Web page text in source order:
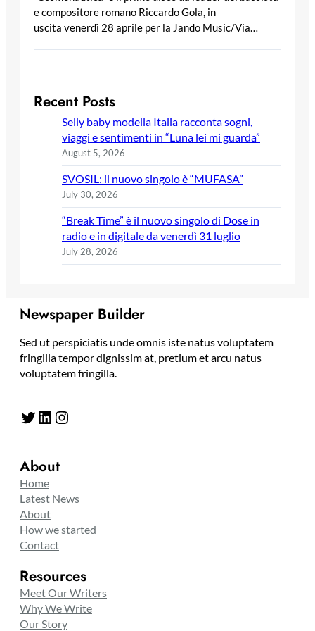
e compositore romano Riccardo Gola, in
uscita venerdì 28 aprile per la Jando Music/Via…
Recent Posts
Selly baby modella Italia racconta sogni,
viaggi e sentimenti in “Luna lei mi guarda”
August 5, 2026
SVOSIL: il nuovo singolo è “MUFASA”
July 30, 2026
“Break Time” è il nuovo singolo di Dose in
radio e in digitale da venerdì 31 luglio
July 28, 2026
Newspaper Builder
Sed ut perspiciatis unde omnis iste natus voluptatem
fringilla tempor dignissim at, pretium et arcu natus
voluptatem fringilla.
Twitter LinkedIn Instagram
About
Home
Latest News
About
How we started
Contact
Resources
Meet Our Writers
Why We Write
Our Story